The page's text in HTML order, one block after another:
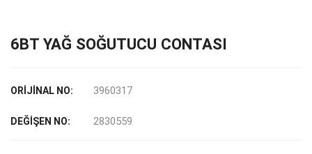
6BT YAĞ SOĞUTUCU CONTASI
ORİJİNAL NO: 3960317
DEĞİŞEN NO: 2830559